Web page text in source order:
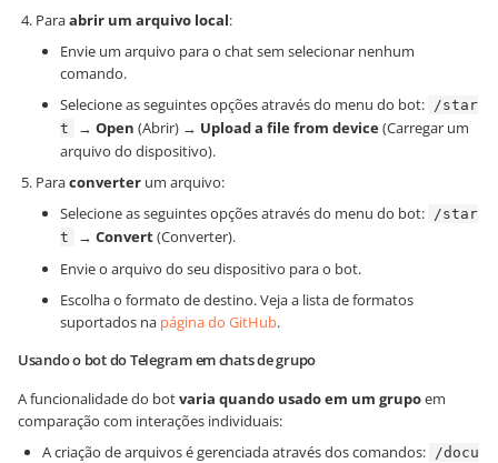
Paraabrir um arquivo local:
Envie um arquivo para o chat sem selecionar nenhum
comando.
Selecione as seguintes opções através do menu do bot:
/star
t
→ Open (Abrir) → Upload a file from device(Carregar um
arquivo do dispositivo).
Paraconverter um arquivo:
Selecione as seguintes opções através do menu do bot:
/star
t
→ Convert(Converter).
Envie o arquivo do seu dispositivo para o bot.
Escolha o formato de destino. Veja a lista de formatos
suportados na página do GitHub.
Usando o bot do Telegram em chats de grupo
A funcionalidade do botvaria quando usado em um grupoem
comparação com interações individuais:
A criação de arquivos é gerenciada através dos comandos:
/docu